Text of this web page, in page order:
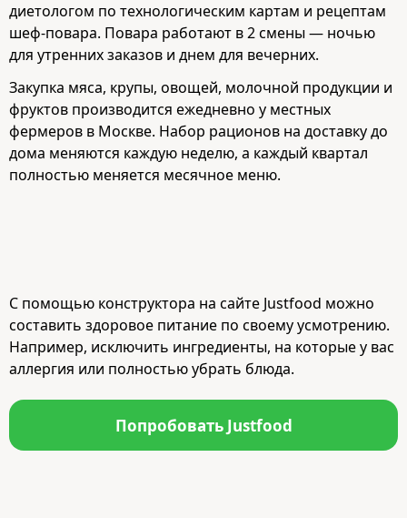
диетологом по технологическим картам и рецептам
шеф-повара. Повара работают в 2 смены — ночью
для утренних заказов и днем для вечерних.
Закупка мяса, крупы, овощей, молочной продукции и
фруктов производится ежедневно у местных
фермеров в Москве. Набор рационов на доставку до
дома меняются каждую неделю, а каждый квартал
полностью меняется месячное меню.
С помощью конструктора на сайте Justfood можно
составить здоровое питание по своему усмотрению.
Например, исключить ингредиенты, на которые у вас
аллергия или полностью убрать блюда.
Попробовать Justfood